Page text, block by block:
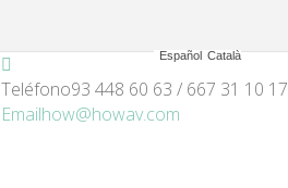
Español Català
Teléfono93 448 60 63 / 667 31 10 17
Emailhow@howav.com